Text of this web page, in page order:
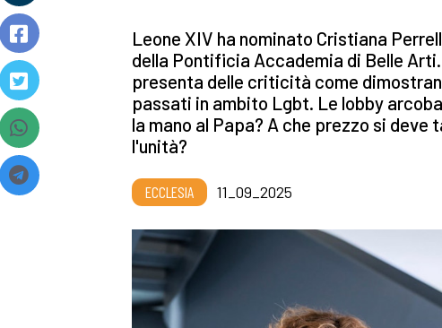
Leone XIV ha nominato Cristiana
della Pontificia Accademia di Belle
presenta delle criticità come
passati in ambito Lgbt. Le lobby
la mano al Papa? A che prezzo si deve
l'unità?
ECCLESIA 11_09_2025